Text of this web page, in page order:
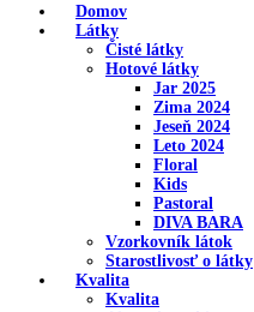
Domov
Látky
Čisté látky
Hotové látky
Jar 2025
Zima 2024
Jeseň 2024
Leto 2024
Floral
Kids
Pastoral
DIVA BARA
Vzorkovník látok
Starostlivosť o látky
Kvalita
Kvalita